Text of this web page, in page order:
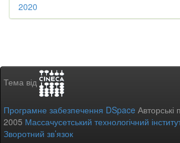
2020
Тема від
Програмне забезпечення DSpace
2005 Массачусетський технологічний
Зворотний зв’язок